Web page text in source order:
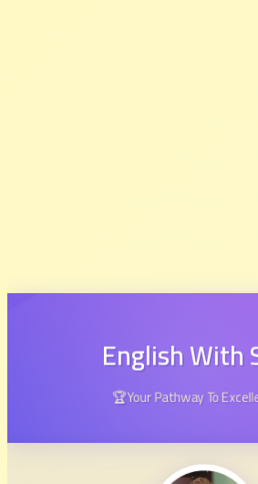
English With